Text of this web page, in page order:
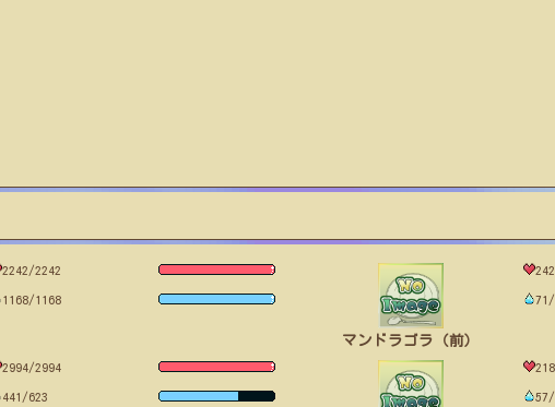
2242/2242
1168/1168
2994/2994
441/623
マンドラゴラ（前）
71/
57/